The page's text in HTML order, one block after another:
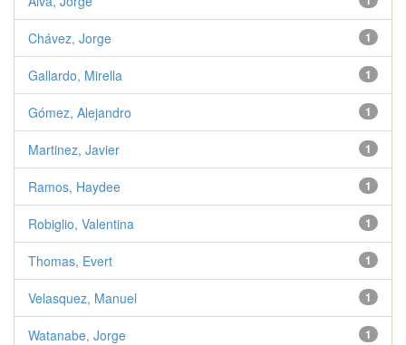
1
Chávez, Jorge
1
Gallardo, Mirella
1
Gómez, Alejandro
1
Martinez, Javier
1
Ramos, Haydee
1
Robiglio, Valentina
1
Thomas, Evert
1
Velasquez, Manuel
1
Watanabe, Jorge